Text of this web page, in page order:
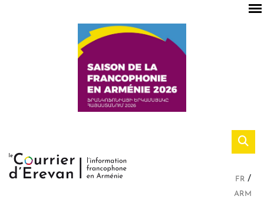
FR
ARM